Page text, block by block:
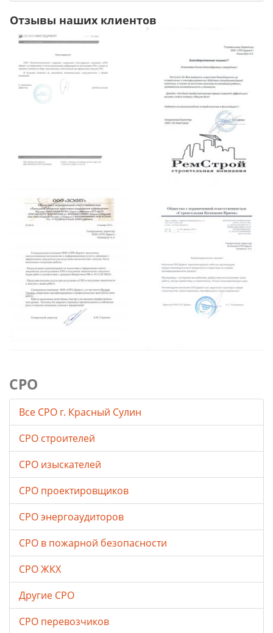
Отзывы наших клиентов
СРО
Все СРО г. Красный Сулин
СРО строителей
СРО изыскателей
СРО проектировщиков
СРО энергоаудиторов
СРО в пожарной безопасности
СРО ЖКХ
Другие СРО
СРО перевозчиков